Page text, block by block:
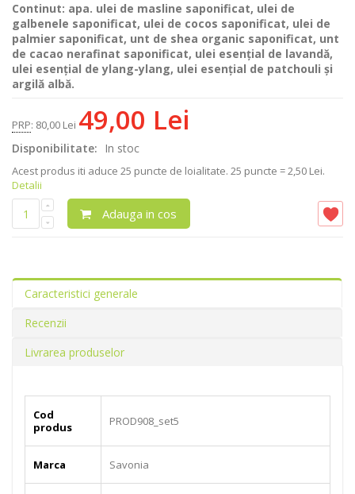
Continut: apa. ulei de masline saponificat, ulei de
galbenele saponificat, ulei de cocos saponificat, ulei de
palmier saponificat, unt de shea organic saponificat, unt
de cacao nerafinat saponificat, ulei esențial de lavandă,
ulei esențial de ylang-ylang, ulei esențial de patchouli și
argilă albă.
PRP: 80,00 Lei 49,00 Lei
Disponibilitate: In stoc
Acest produs iti aduce 25 puncte de loialitate. 25 puncte = 2,50 Lei.
Detalii
Adauga in cos
Caracteristici generale
Recenzii
Livrarea produselor
Cod
produs
PROD908_set5
Marca Savonia